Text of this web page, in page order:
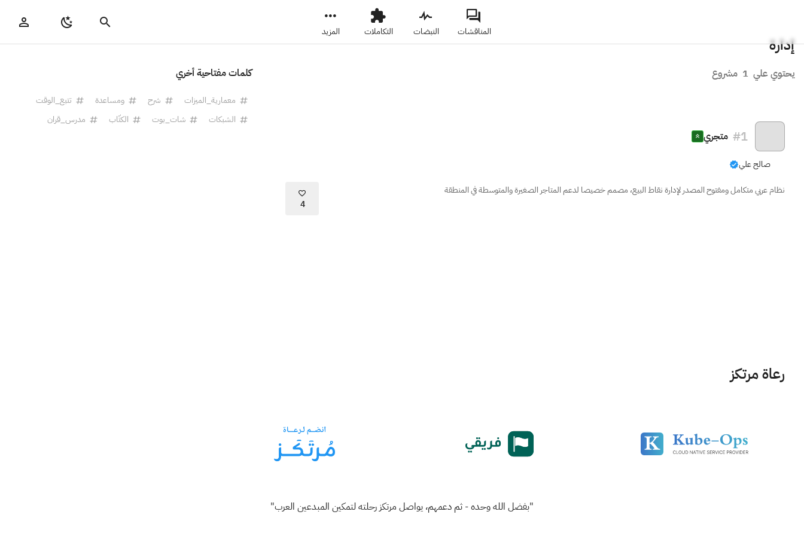
المناقشات النبضات التكاملات المزيد
إدارة
يحتوي علي 1 مشروع
#1 متجري
صالح علي
نظام عربي متكامل ومفتوح المصدر لإدارة نقاط البيع، مصمم خصيصا لدعم المتاجر الصغيرة والمتوسطة في المنطقة
4
كلمات مفتاحية أخري
معمارية_الميزات شرح ومساعدة
تتبع_الوقت
الشبكات
شات_بوت الكتّاب مدرس_قران
رعاة مرتكز
"بفضل الله وحده - ثم دعمهم، يواصل مرتكز رحلته لتمكين المبدعين العرب"